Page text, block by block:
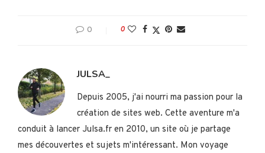
0 0
JULSA_
Depuis 2005, j'ai nourri ma passion pour la
création de sites web. Cette aventure m'a
conduit à lancer Julsa.fr en 2010, un site où je partage
mes découvertes et sujets m'intéressant. Mon voyage